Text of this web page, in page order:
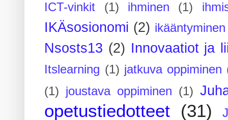
ICT-vinkit
(1) ihminen (1)
IKÄsosionomi (2) ikääntyminen
Nsosts13 (2) Innovaatiot ja
Itslearning (1) jatkuva oppiminen
(1) joustava oppiminen (1)
opetustiedotteet (31)